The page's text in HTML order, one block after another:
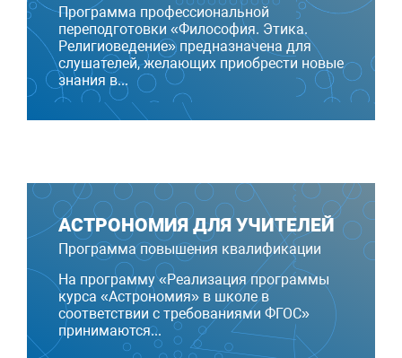
Программа профессиональной
переподготовки «Философия. Этика.
Религиоведение» предназначена для
слушателей, желающих приобрести новые
знания в...
АСТРОНОМИЯ ДЛЯ УЧИТЕЛЕЙ
Программа повышения квалификации
На программу «Реализация программы
курса «Астрономия» в школе в
соответствии с требованиями ФГОС»
принимаются...